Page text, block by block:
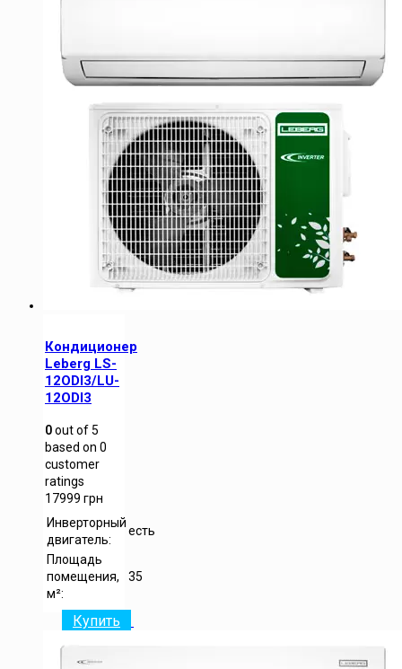
Кондиционер
Leberg LS-
12ODI3/LU-
12ODI3
0out of5
based on 0
customer
ratings
17999 грн
Инверторный
двигатель:
есть
Площадь
помещения,
м²:
35
Купить